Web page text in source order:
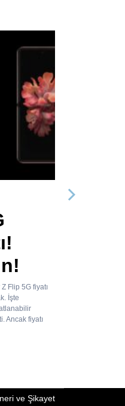
Flip 5G fiyatı
İşte
Ancak fiyatı
Sonraki
ve Şikayet